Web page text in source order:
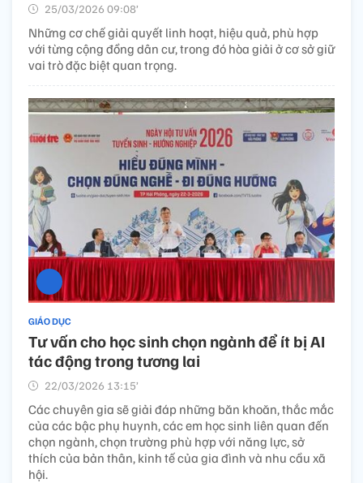
25/03/2026 09:08’
Những cơ chế giải quyết linh hoạt, hiệu quả, phù hợp
với từng cộng đồng dân cư, trong đó hòa giải ở cơ sở giữ
vai trò đặc biệt quan trọng.
GIÁO DỤC
Tư vấn cho học sinh chọn ngành để ít bị AI
tác động trong tương lai
22/03/2026 13:15’
Các chuyên gia sẽ giải đáp những băn khoăn, thắc mắc
của các bậc phụ huynh, các em học sinh liên quan đến
chọn ngành, chọn trường phù hợp với năng lực, sở
thích của bản thân, kinh tế của gia đình và nhu cầu xã
hội.